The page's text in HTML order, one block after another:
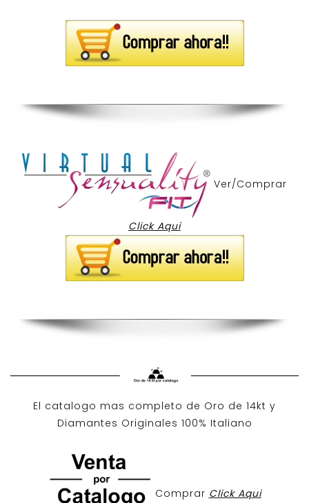
Ver/Comprar
Click Aqui
El catalogo mas completo de Oro de 14kt y
Diamantes Originales 100% Italiano
Comprar Click Aqui